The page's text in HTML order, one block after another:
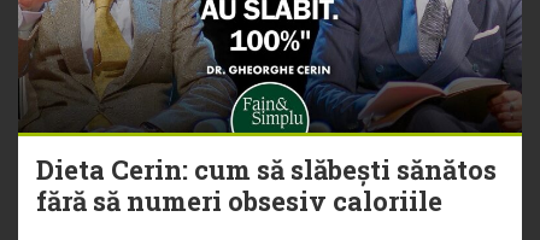
Dieta Cerin: cum să slăbești sănătos
fără să numeri obsesiv caloriile